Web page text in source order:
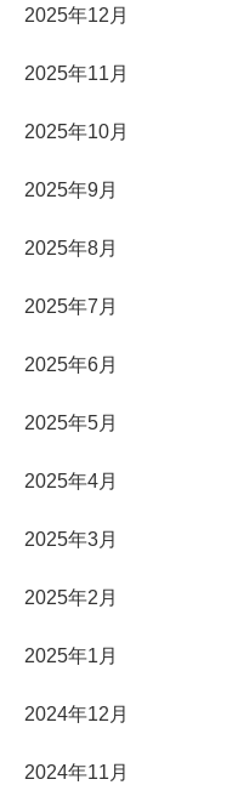
2025年12月
2025年11月
2025年10月
2025年9月
2025年8月
2025年7月
2025年6月
2025年5月
2025年4月
2025年3月
2025年2月
2025年1月
2024年12月
2024年11月